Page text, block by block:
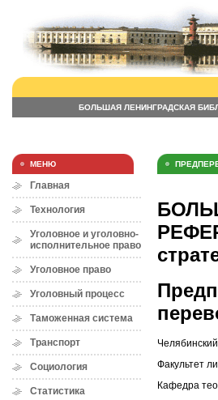
БОЛЬШАЯ ЛЕНИНГРАДСКАЯ
МЕНЮ
Главная
Технология
Уголовное и уголовно-
исполнительное право
Уголовное право
Уголовный процесс
Таможенная система
Транспорт
Социология
Статистика
Факультет
Кафедра